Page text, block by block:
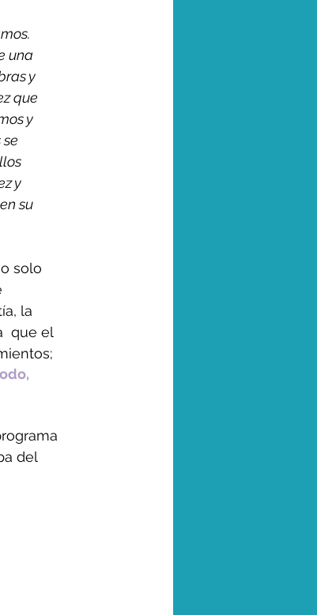
una
y
que
y
y
su
solo
la
que el
del